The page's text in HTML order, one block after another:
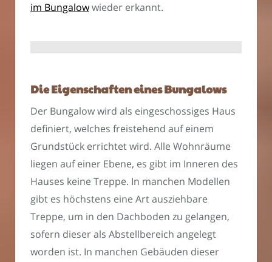
im Bungalowwieder erkannt.
Die Eigenschaften eines Bungalows
Der Bungalow wird als eingeschossiges Haus
definiert, welches freistehend auf einem
Grundstück errichtet wird. Alle Wohnräume
liegen auf einer Ebene, es gibt im Inneren des
Hauses keine Treppe. In manchen Modellen
gibt es höchstens eine Art ausziehbare
Treppe, um in den Dachboden zu gelangen,
sofern dieser als Abstellbereich angelegt
worden ist. In manchen Gebäuden dieser